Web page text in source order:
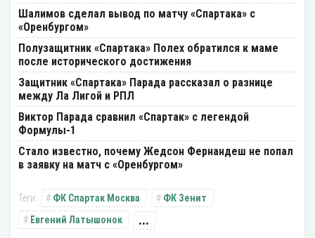
Шалимов сделал вывод по матчу «Спартака» с
«Оренбургом»
Полузащитник «Спартака» Полех обратился к маме
после исторического достижения
Защитник «Спартака» Парада рассказал о разнице
между Ла Лигой и РПЛ
Виктор Парада сравнил «Спартак» с легендой
Формулы-1
Стало известно, почему Жедсон Фернандеш не попал
в заявку на матч с «Оренбургом»
ФК Спартак Москва
ФК Зенит
Евгений Латышонок
...